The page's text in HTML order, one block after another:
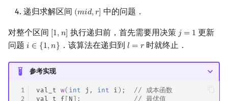
递归求解区间 (𝑚𝑖𝑑,𝑟]
(mid,r] 中的问题．
对整个区间 [1,𝑛]
[1, n] 执行递归前，首先需要用决策 𝑗 = 1
j= 1
更新
问题 𝑖 ∈ {1,𝑛}
i ∈{ 1,n} ．该算法在递归到 𝑙 = 𝑟
l =r 时就终止．
参考实现
1
2
val_t w( int j , int i );
// 成本函数
val_t
f [ N ];
// 最优值